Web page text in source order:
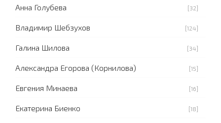
Анна Голубева [32]
Владимир Шебзухов [124]
Галина Шилова [34]
Александра Егорова (Корнилова) [15]
Евгения Минаева [16]
Екатерина Биенко [18]